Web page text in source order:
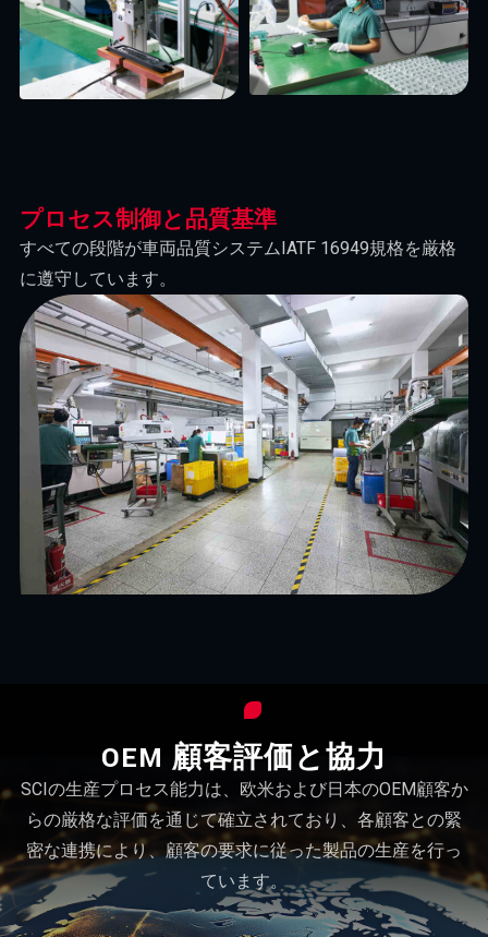
プロセス制御と品質基準
すべての段階が車両品質システムIATF 16949規格を厳格
に遵守しています。
OEM 顧客評価と協力
SCIの生産プロセス能力は、欧米および日本のOEM顧客か
らの厳格な評価を通じて確立されており、各顧客との緊
密な連携により、顧客の要求に従った製品の生産を行っ
ています。